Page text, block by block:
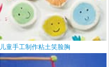
儿童手工制作粘土笑脸胸